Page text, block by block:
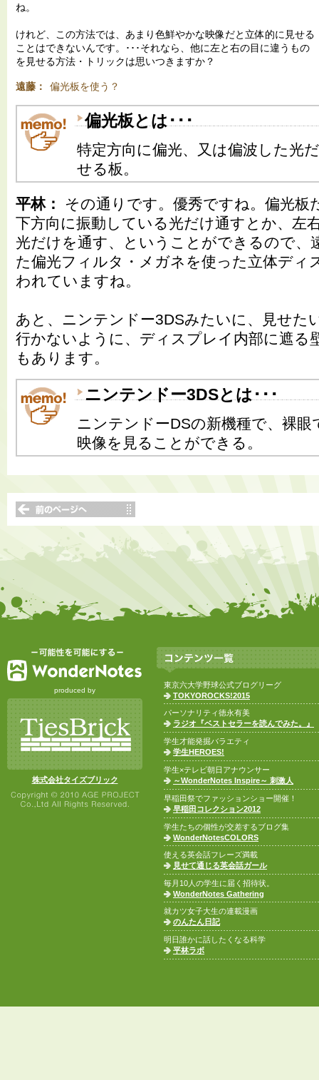
ね。
けれど、この方法では、あまり色鮮やかな映像だと立体的に見せる
ことはできないんです。･･･それなら、他に左と右の目に違うもの
を見せる方法・トリックは思いつきますか？
遠藤： 偏光板を使う？
偏光板とは･･･
特定方向に偏光、又は偏波した光
せる板。
平林：
その通りです。優秀ですね。偏光板
下方向に振動している光だけ通すとか、左
光だけを通す、ということができるので、
た偏光フィルタ・メガネを使った立体ディ
われていますね。
あと、ニンテンドー3DSみたいに、見せた
行かないように、ディスプレイ内部に遮る
もあります。
ニンテンドー3DSとは･･･
ニンテンドーDSの新機種で、裸眼
映像を見ることができる。
produced by
株式会社タイズブリック
東京六大学野球公式ブログリーグ
TOKYOROCKS!2015
パーソナリティ徳永有美
ラジオ『ベストセラーを読んでみた。』
学生才能発掘バラエティ
学生HEROES!
学生×テレビ朝日アナウンサー
～WonderNotes Inspire～ 刺激人
早稲田祭でファッションショー開催！
早稲田コレクション2012
学生たちの個性が交差するブログ集
WonderNotesCOLORS
使える英会話フレーズ満載
見せて通じる英会話ガール
毎月10人の学生に届く招待状。
WonderNotes Gathering
就カツ女子大生の連載漫画
のんたん日記
明日誰かに話したくなる科学
平林ラボ